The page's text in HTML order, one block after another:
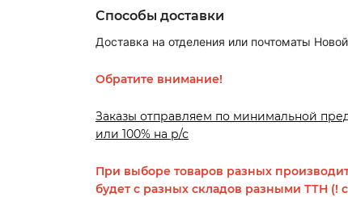
Способы доставки
Доставка на отделения или почтоматы
Обратите внимание!
Заказы отправляем по минимальной
или 100% на р/с
При выборе товаров разных
будет с разных складов разными ТТН (!